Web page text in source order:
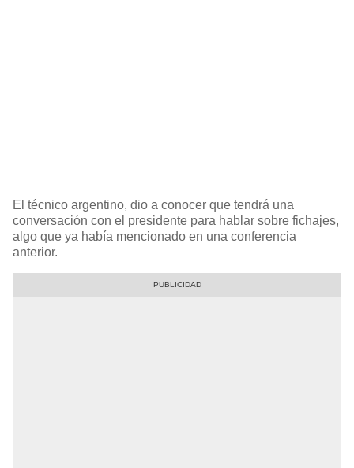
El técnico argentino, dio a conocer que tendrá una
conversación con el presidente para hablar sobre fichajes,
algo que ya había mencionado en una conferencia
anterior.